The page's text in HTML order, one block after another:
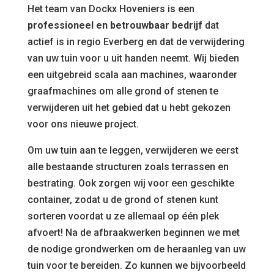
Het team van Dockx Hoveniers is een
professioneel en betrouwbaar bedrijf dat
actief is in regio Everberg en dat de verwijdering
van uw tuin voor u uit handen neemt. Wij bieden
een uitgebreid scala aan machines, waaronder
graafmachines om alle grond of stenen te
verwijderen uit het gebied dat u hebt gekozen
voor ons nieuwe project.
Om uw tuin aan te leggen, verwijderen we eerst
alle bestaande structuren zoals terrassen en
bestrating. Ook zorgen wij voor een geschikte
container, zodat u de grond of stenen kunt
sorteren voordat u ze allemaal op één plek
afvoert! Na de afbraakwerken beginnen we met
de nodige grondwerken om de heraanleg van uw
tuin voor te bereiden. Zo kunnen we bijvoorbeeld